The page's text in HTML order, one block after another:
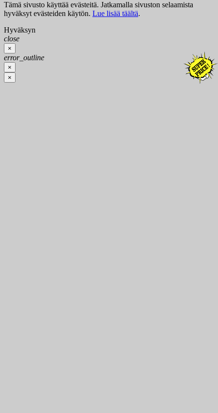
Tämä sivusto käyttää evästeitä. Jatkamalla sivuston selaamista
hyväksyt evästeiden käytön. Lue lisää täältä.
Hyväksyn
close
×
error_outline
×
×